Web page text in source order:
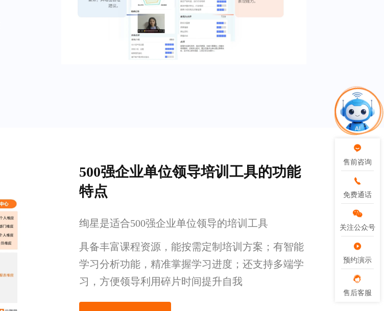
售前咨询
免费通话
关注公众号
预约演示
售后客服
500强企业单位领导培训工具的功能
特点
绚星是适合500强企业单位领导的培训工具
具备丰富课程资源，能按需定制培训方案；有智能
学习分析功能，精准掌握学习进度；还支持多端学
习，方便领导利用碎片时间提升自我
售前咨询
免费通话
关注公众号
预约演示
售后客服